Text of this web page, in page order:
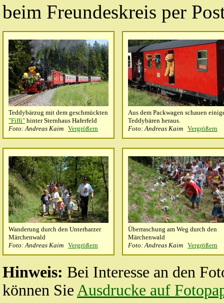
beim Freundeskreis per
Teddybärzug mit dem geschmückten
"Fiffi" hinter Sternhaus Haferfeld
Foto: Andreas Kaim Vergrößern
Aus dem Packwagen schauen
Teddybären heraus.
Foto: Andreas Kaim Vergrößern
Wanderung durch den Unterharzer
Märchenwald
Foto: Andreas Kaim Vergrößern
Überraschung am Weg durch den
Märchenwald
Foto: Andreas Kaim Vergrößern
Hinweis: Bei Interesse an den
können Sie Ausdrucke auf